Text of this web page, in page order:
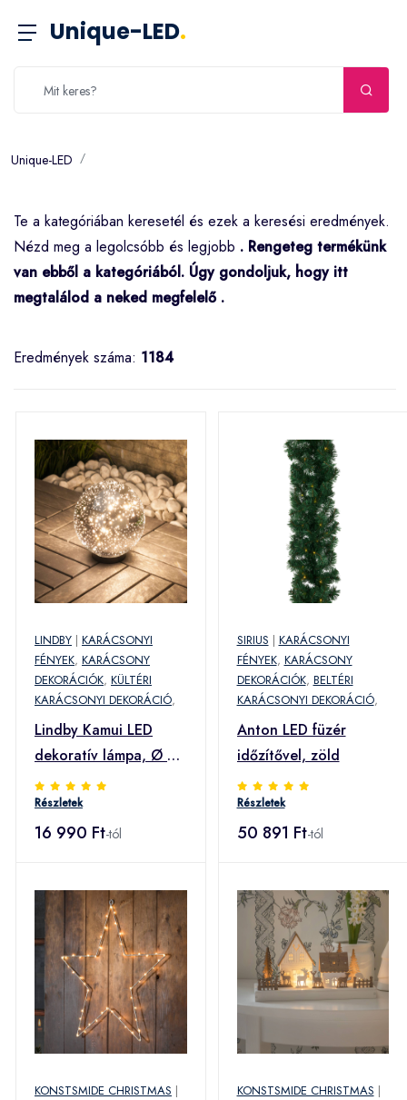
Unique-LED.
Unique-LED
Te a kategóriában keresetél és ezek a keresési eredmények.
Nézd meg a legolcsóbb és legjobb . Rengeteg termékünk
van ebből a kategóriából. Úgy gondoljuk, hogy itt
megtalálod a neked megfelelő .
Eredmények száma: 1184
LINDBY | KARÁCSONYI
FÉNYEK, KARÁCSONY
DEKORÁCIÓK, KÜLTÉRI
KARÁCSONYI DEKORÁCIÓ,
Lindby Kamui LED
dekoratív lámpa, Ø 20
cm
Részletek
16 990 Ft-tól
SIRIUS | KARÁCSONYI
FÉNYEK, KARÁCSONY
DEKORÁCIÓK, BELTÉRI
KARÁCSONYI DEKORÁCIÓ,
Anton LED füzér
időzítővel, zöld
Részletek
50 891 Ft-tól
KONSTSMIDE CHRISTMAS |
KONSTSMIDE CHRISTMAS |